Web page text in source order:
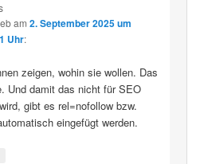
am2. September 2025 um
Uhr:
zeigen, wohin sie wollen. Das
Und damit das nicht für SEO
gibt es rel=nofollow bzw.
eingefügt werden.